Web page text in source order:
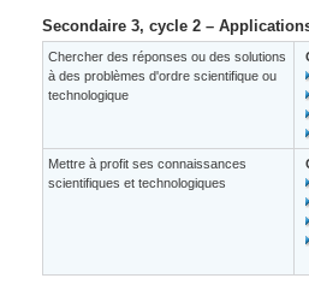
Secondaire 3, cycle 2 –
Chercher des réponses ou des solutions
à des problèmes d'ordre scientifique ou
technologique
Mettre à profit ses connaissances
scientifiques et technologiques